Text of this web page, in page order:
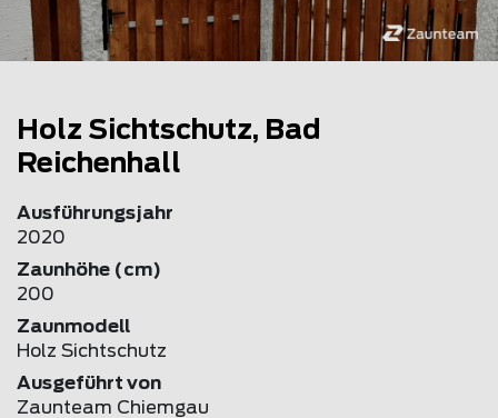
Holz Sichtschutz, Bad
Reichenhall
Ausführungsjahr
2020
Zaunhöhe (cm)
200
Zaunmodell
Holz Sichtschutz
Ausgeführt von
Zaunteam Chiemgau